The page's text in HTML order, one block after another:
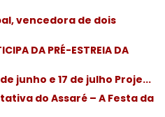
vencedora de dois
DA PRÉ-ESTREIA DA
junho e 17 de julho Proje...
do Assaré – A Festa da